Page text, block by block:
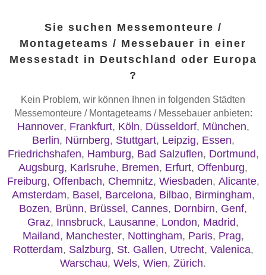
Sie suchen Messemonteure /
Montageteams / Messebauer in einer
Messestadt in Deutschland oder Europa
?
Kein Problem, wir können Ihnen in folgenden Städten
Messemonteure / Montageteams / Messebauer anbieten:
Hannover, Frankfurt, Köln, Düsseldorf, München,
Berlin, Nürnberg, Stuttgart, Leipzig, Essen,
Friedrichshafen, Hamburg, Bad Salzuflen, Dortmund,
Augsburg, Karlsruhe, Bremen, Erfurt, Offenburg,
Freiburg, Offenbach, Chemnitz, Wiesbaden, Alicante,
Amsterdam, Basel, Barcelona, Bilbao, Birmingham,
Bozen, Brünn, Brüssel, Cannes, Dornbirn, Genf,
Graz, Innsbruck, Lausanne, London, Madrid,
Mailand, Manchester, Nottingham, Paris, Prag,
Rotterdam, Salzburg, St. Gallen, Utrecht, Valenica,
Warschau, Wels, Wien, Zürich.